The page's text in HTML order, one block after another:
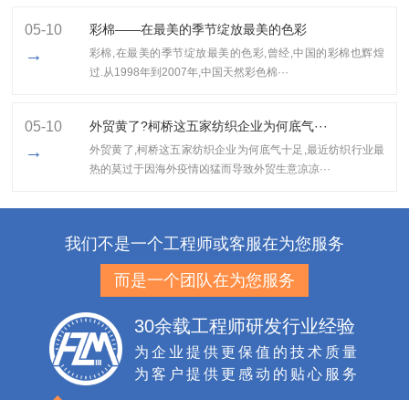
05-10
→
彩棉——在最美的季节绽放最美的色彩
彩棉,在最美的季节绽放最美的色彩,曾经,中国的彩棉也辉煌
过.从1998年到2007年,中国天然彩色棉···
05-10
→
外贸黄了?柯桥这五家纺织企业为何底气···
外贸黄了,柯桥这五家纺织企业为何底气十足​,最近纺织行业最
热的莫过于因海外疫情凶猛而导致外贸生意凉凉···
我们不是一个工程师或客服在为您服务
而是一个团队在为您服务
30余载工程师研发行业经验
为企业提供更保值的技术质量
为客户提供更感动的贴心服务